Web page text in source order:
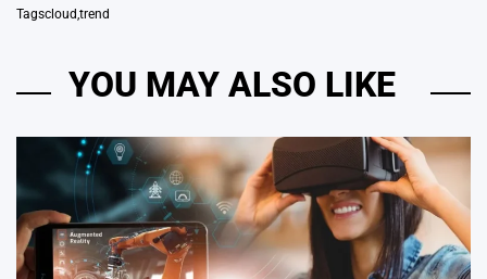
Tagscloud,trend
YOU MAY ALSO LIKE